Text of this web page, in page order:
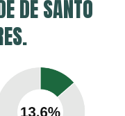
DE SANTO